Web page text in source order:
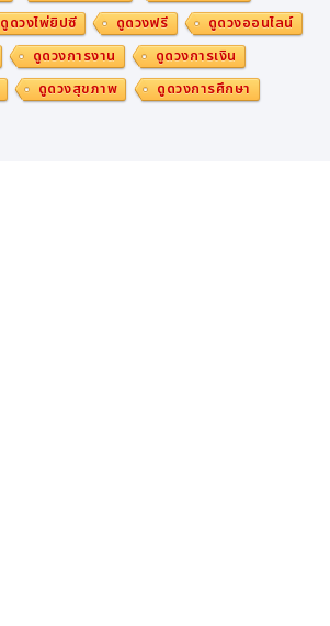
ดูดวงไพ่ยิปซี ดูดวงฟรี
ดูดวงออนไลน์
ดูดวงการงาน
ดูดวงการเงิน
ดูดวงสุขภาพ ดูดวงการศึกษา